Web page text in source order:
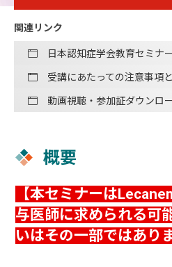
関連リンク
日本認知症学会教育セミナ
受講にあたっての注意事項
動画視聴・参加証ダウンロ
概要
【本セミナーは
与医師に求められる可
いはその⼀部ではあり